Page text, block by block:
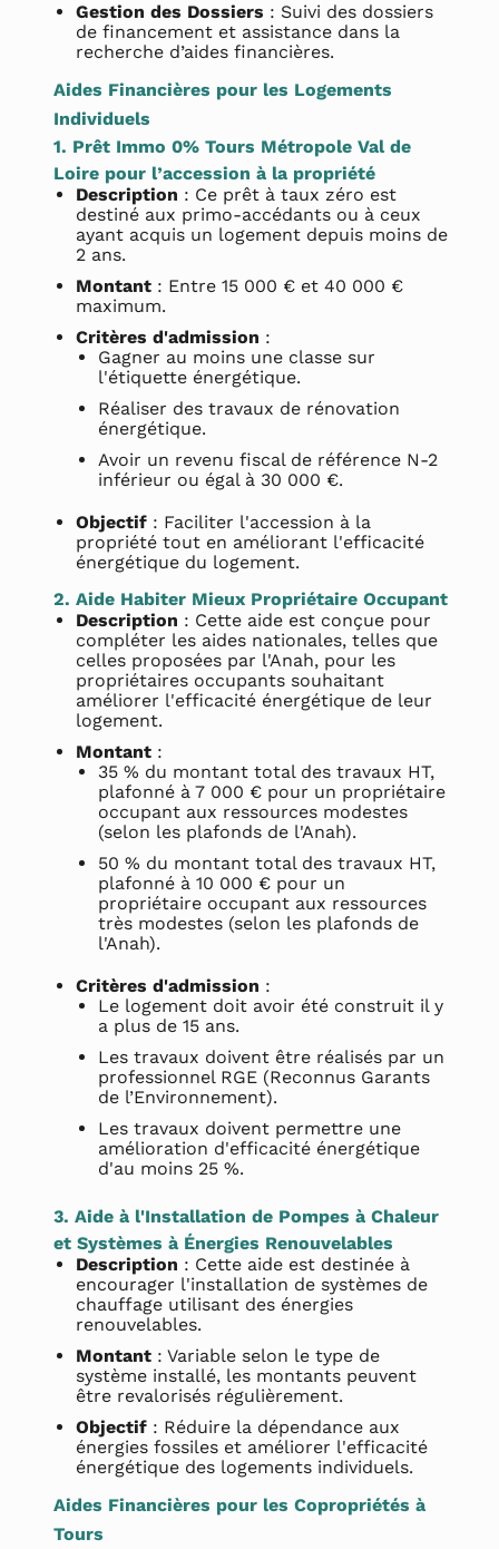
Gestion des Dossiers : Suivi des dossiers
de financement et assistance dans la
recherche d’aides financières.
Aides Financières pour les Logements
Individuels
1. Prêt Immo 0% Tours Métropole Val de
Loire pour l’accession à la propriété
Description : Ce prêt à taux zéro est
destiné aux primo-accédants ou à ceux
ayant acquis un logement depuis moins de
2 ans.
Montant : Entre 15 000 € et 40 000 €
maximum.
Critères d'admission :
Gagner au moins une classe sur
l'étiquette énergétique.
Réaliser des travaux de rénovation
énergétique.
Avoir un revenu fiscal de référence N-2
inférieur ou égal à 30 000 €.
Objectif : Faciliter l'accession à la
propriété tout en améliorant l'efficacité
énergétique du logement.
2. Aide Habiter Mieux Propriétaire Occupant
Description : Cette aide est conçue pour
compléter les aides nationales, telles que
celles proposées par l'Anah, pour les
propriétaires occupants souhaitant
améliorer l'efficacité énergétique de leur
logement.
Montant :
35 % du montant total des travaux HT,
plafonné à 7 000 € pour un propriétaire
occupant aux ressources modestes
(selon les plafonds de l'Anah).
50 % du montant total des travaux HT,
plafonné à 10 000 € pour un
propriétaire occupant aux ressources
très modestes (selon les plafonds de
l'Anah).
Critères d'admission :
Le logement doit avoir été construit il y
a plus de 15 ans.
Les travaux doivent être réalisés par un
professionnel RGE (Reconnus Garants
de l’Environnement).
Les travaux doivent permettre une
amélioration d'efficacité énergétique
d'au moins 25 %.
3. Aide à l'Installation de Pompes à Chaleur
et Systèmes à Énergies Renouvelables
Description : Cette aide est destinée à
encourager l'installation de systèmes de
chauffage utilisant des énergies
renouvelables.
Montant : Variable selon le type de
système installé, les montants peuvent
être revalorisés régulièrement.
Objectif : Réduire la dépendance aux
énergies fossiles et améliorer l'efficacité
énergétique des logements individuels.
Aides Financières pour les Copropriétés à
Tours